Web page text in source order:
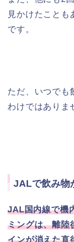
見かけたことも
です。
ただ、いつでも
わけではありま
JALで飲み物
JAL国内線で機
ミングは、離陸
インが消えた直